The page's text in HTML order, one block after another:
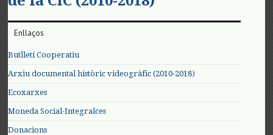
Enllaços
Butlletí Cooperatiu
Arxiu documental històric videogràfic (2010-2018)
Ecoxarxes
Moneda Social-Integralces
Donacions